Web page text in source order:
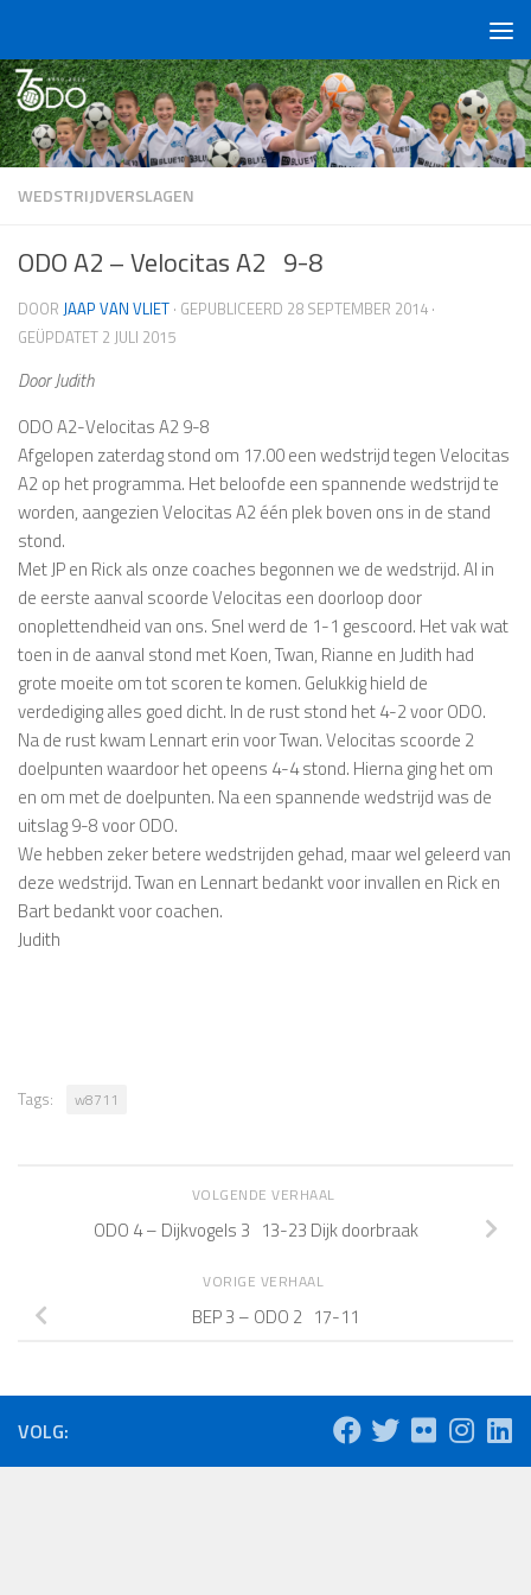
WEDSTRIJDVERSLAGEN
ODO A2 – Velocitas A2 9-8
DOOR JAAP VAN VLIET · GEPUBLICEERD 28 SEPTEMBER 2014 ·
GEÜPDATET 2 JULI 2015
Door Judith
ODO A2-Velocitas A2 9-8
Afgelopen zaterdag stond om 17.00 een wedstrijd tegen Velocitas
A2 op het programma. Het beloofde een spannende wedstrijd te
worden, aangezien Velocitas A2 één plek boven ons in de stand
stond.
Met JP en Rick als onze coaches begonnen we de wedstrijd. Al in
de eerste aanval scoorde Velocitas een doorloop door
onoplettendheid van ons. Snel werd de 1-1 gescoord. Het vak wat
toen in de aanval stond met Koen, Twan, Rianne en Judith had
grote moeite om tot scoren te komen. Gelukkig hield de
verdediging alles goed dicht. In de rust stond het 4-2 voor ODO.
Na de rust kwam Lennart erin voor Twan. Velocitas scoorde 2
doelpunten waardoor het opeens 4-4 stond. Hierna ging het om
en om met de doelpunten. Na een spannende wedstrijd was de
uitslag 9-8 voor ODO.
We hebben zeker betere wedstrijden gehad, maar wel geleerd van
deze wedstrijd. Twan en Lennart bedankt voor invallen en Rick en
Bart bedankt voor coachen.
Judith
Tags: w8711
VOLGENDE VERHAAL
ODO 4 – Dijkvogels 3 13-23 Dijk doorbraak
VORIGE VERHAAL
BEP 3 – ODO 2 17-11
VOLG: